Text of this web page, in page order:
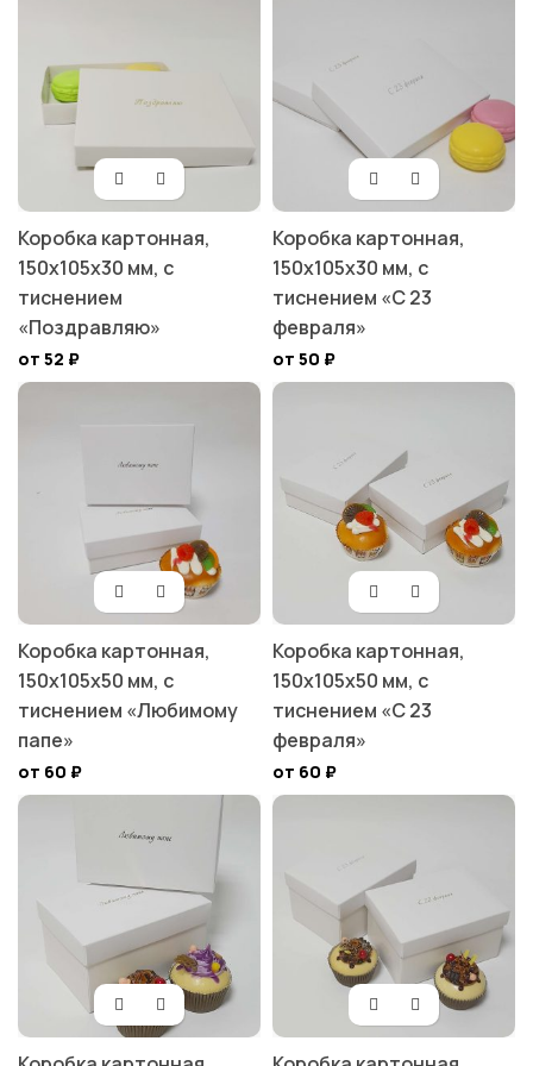
Коробка картонная,
150х105х30 мм, с
тиснением
«Поздравляю»
от 52 ₽
Коробка картонная,
150х105х30 мм, с
тиснением «С 23
февраля»
от 50 ₽
Коробка картонная,
150х105х50 мм, с
тиснением «Любимому
папе»
от 60 ₽
Коробка картонная,
150х105х50 мм, с
тиснением «С 23
февраля»
от 60 ₽